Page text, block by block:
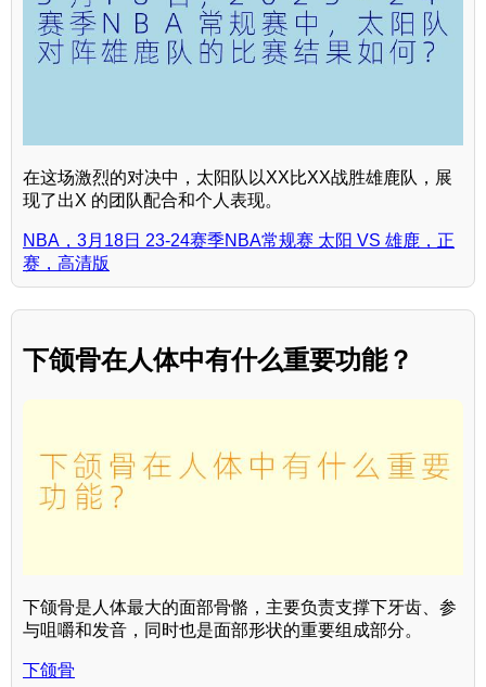
在这场激烈的对决中，太阳队以XX比XX战胜雄鹿队，展
现了出X 的团队配合和个人表现。
NBA，3月18日 23-24赛季NBA常规赛 太阳 VS 雄鹿，正
赛，高清版
下颌骨在人体中有什么重要功能？
下颌骨是人体最大的面部骨骼，主要负责支撑下牙齿、参
与咀嚼和发音，同时也是面部形状的重要组成部分。
下颌骨